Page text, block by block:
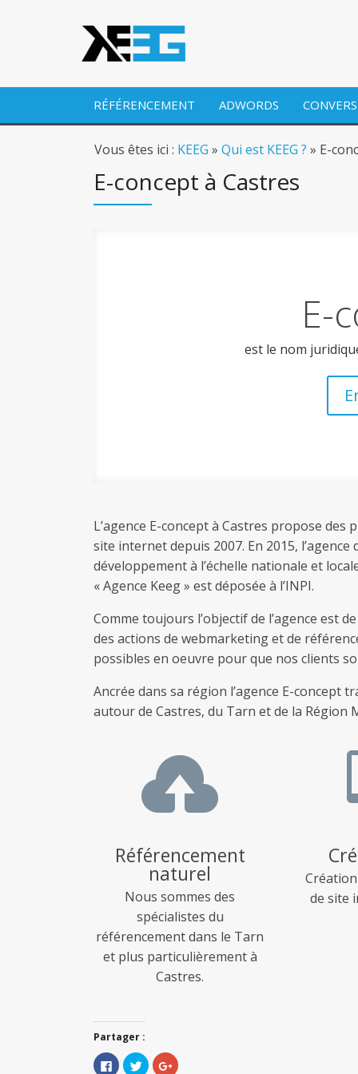
RÉFÉRENCEMENT ADWORDS
Vous êtes ici : KEEG » Qui est KEEG ? » E-
E-concept à Castres
E-
est le nom
L’agence E-concept à Castres propose
site internet depuis 2007. En 2015,
développement à l’échelle nationale et
« Agence Keeg » est déposée à l’INPI.
Comme toujours l’objectif de l’agence est
des actions de webmarketing et de
possibles en oeuvre pour que nos clients
Ancrée dans sa région l’agence E-concept
autour de Castres, du Tarn et de la Région

Référencement
naturel
Nous sommes des
spécialistes du
référencement dans le Tarn
et plus particulièrement à
Castres.
de site
Partager :
CliquezCliquezCliquez